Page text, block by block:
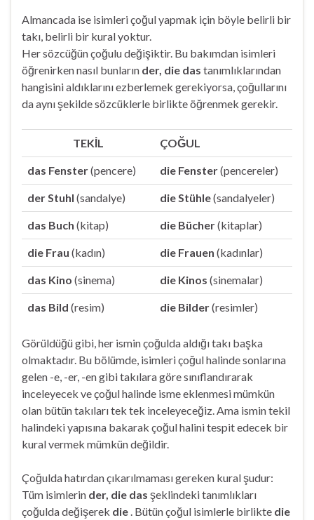
Almancada ise isimleri çoğul yapmak için böyle belirli bir
takı, belirli bir kural yoktur.
Her sözcüğün çoğulu değişiktir. Bu bakımdan isimleri
öğrenirken nasıl bunların der, die das tanımlıklarından
hangisini aldıklarını ezberlemek gerekiyorsa, çoğullarını
da aynı şekilde sözcüklerle birlikte öğrenmek gerekir.
TEKİL ÇOĞUL
das Fenster(pencere) die Fenster(pencereler)
der Stuhl (sandalye) die Stühle(sandalyeler)
das Buch (kitap) die Bücher(kitaplar)
die Frau (kadın) die Frauen (kadınlar)
das Kino (sinema) die Kinos (sinemalar)
das Bild (resim) die Bilder(resimler)
Görüldüğü gibi, her ismin çoğulda aldığı takı başka
olmaktadır. Bu bölümde, isimleri çoğul halinde sonlarına
gelen -e, -er, -en gibi takılara göre sınıflandırarak
inceleyecek ve çoğul halinde isme eklenmesi mümkün
olan bütün takıları tek tek inceleyeceğiz. Ama ismin tekil
halindeki yapısına bakarak çoğul halini tespit edecek bir
kural vermek mümkün değildir.
Çoğulda hatırdan çıkarılmaması gereken kural şudur:
Tüm isimlerin der, die das şeklindeki tanımlıkları
çoğulda değişerek die . Bütün çoğul isimlerle birlikte die